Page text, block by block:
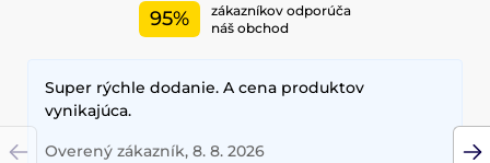
95%
zákazníkov odporúča
náš obchod
Super rýchle dodanie. A cena produktov
vynikajúca.
Overený zákazník, 8. 8. 2026